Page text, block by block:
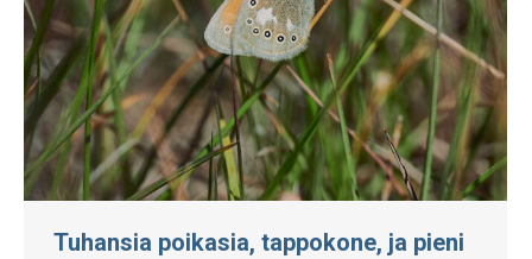
Tuhansia poikasia, tappokone, ja pieni